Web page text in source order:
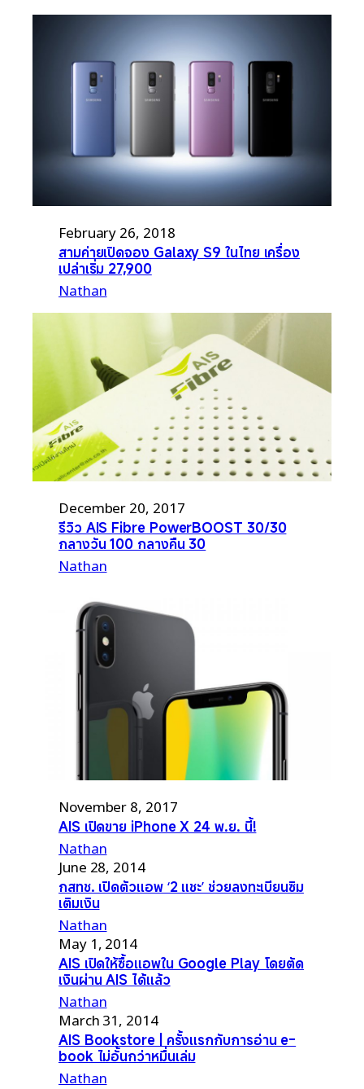
February 26, 2018
สามค่ายเปิดจอง Galaxy S9 ในไทย เครื่อง
เปล่าเริ่ม 27,900
Nathan
December 20, 2017
รีวิว AIS Fibre PowerBOOST 30/30
กลางวัน 100 กลางคืน 30
Nathan
November 8, 2017
AIS เปิดขาย iPhone X 24 พ.ย. นี้!
Nathan
June 28, 2014
กสทช. เปิดตัวแอพ ‘2 แชะ’ ช่วยลงทะเบียนซิม
เติมเงิน
Nathan
May 1, 2014
AIS เปิดให้ซื้อแอพใน Google Play โดยตัด
เงินผ่าน AIS ได้แล้ว
Nathan
March 31, 2014
AIS Bookstore | ครั้งแรกกับการอ่าน e-
book ไม่อั้นกว่าหมื่นเล่ม
Nathan